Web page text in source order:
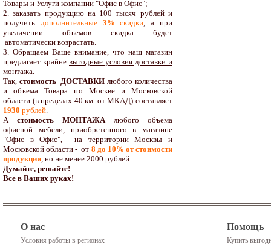
Товары и Услуги компании "Офис в Офис";
2. заказать продукцию на 100 тысяч рублей и
получить дополнительные3% скидки, а при
увеличении объемов скидка будет
автоматически возрастать.
3. Обращаем Ваше внимание, что наш магазин
предлагает крайне выгодные условия доставки и
монтажа.
Так, стоимость ДОСТАВКИлюбого количества
и объема Товара по Москве и Московской
области (в пределах 40 км. от МКАД) составляет
1930 рублей.
А стоимость МОНТАЖАлюбого объема
офисной мебели, приобретенного в магазине
"Офис в Офис", на территории Москвы и
Московской области - от 8 до 10% от стоимости
продукции, но не менее 2000 рублей.
Думайте, решайте!
Все в Ваших руках!
О нас
Условия работы в регионах
Помощь
Купить